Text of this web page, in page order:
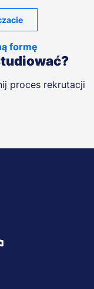
formę
proces rekrutacji